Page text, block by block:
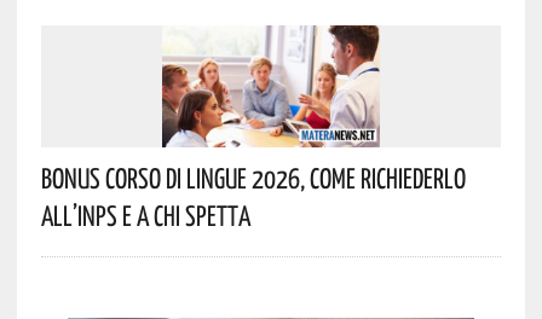
Bonus Corso Di Lingue 2026, Come Richiederlo
All’INPS E A Chi Spetta